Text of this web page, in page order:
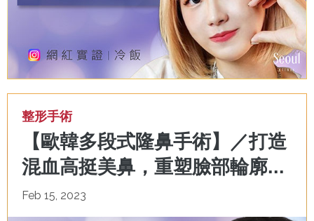
整形手術
【歐韓多段式隆鼻手術】／打造
混血高挺美鼻，重塑臉部輪廓...
Feb 15, 2023